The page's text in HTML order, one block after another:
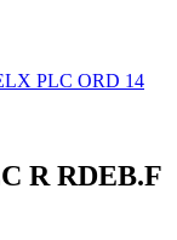
PLC ORD 14
R RDEB.F